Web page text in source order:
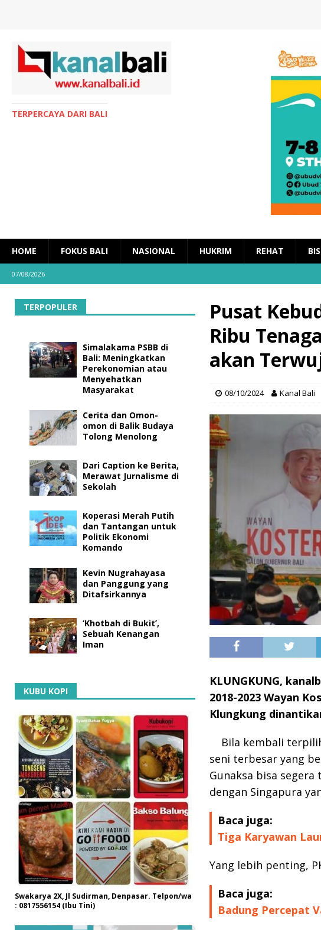
TERPERCAYA DARI BALI
HOME FOKUS BALI NASIONAL HUKRIM REHAT
07/08/2026
Pusat
Ribu
akan
08/10/2024 Kanal Bali
KLUNGKUNG,
2018-2023 Wayan
Klungkung
Bila kembali
seni terbesar yang
Gunaksa bisa
dengan Singapura
Baca juga:
Tiga Karyawan
Yang lebih penting,
Baca juga:
Badung Percepat
TERPOPULER
Simalakama PSBB di
Bali: Meningkatkan
Perekonomian atau
Menyehatkan
Masyarakat
Cerita dan Omon-
omon di Balik Budaya
Tolong Menolong
Dari Caption ke Berita,
Merawat Jurnalisme di
Sekolah
Koperasi Merah Putih
dan Tantangan untuk
Politik Ekonomi
Komando
Kevin Nugrahayasa
dan Panggung yang
Ditafsirkannya
‘Khotbah di Bukit’,
Sebuah Kenangan
Iman
KUBU KOPI
Swakarya 2X, Jl Sudirman, Denpasar. Telpon/wa
: 0817556154 (Ibu Tini)